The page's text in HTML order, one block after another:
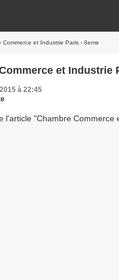
Commerce et Industrie Paris - 8eme
et Industrie
à 22:45